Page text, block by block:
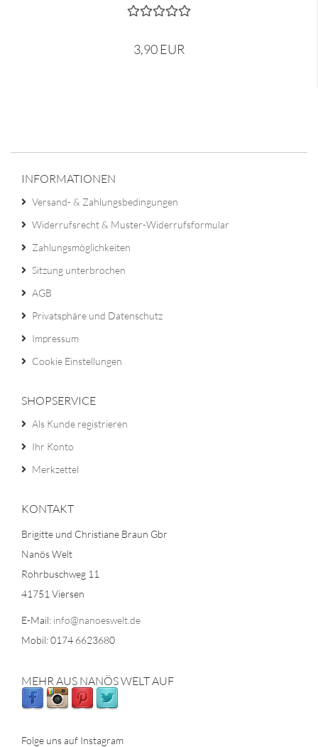
3,90 EUR
INFORMATIONEN
Versand- & Zahlungsbedingungen
Widerrufsrecht & Muster-Widerrufsformular
Zahlungsmöglichkeiten
Sitzung unterbrochen
AGB
Privatsphäre und Datenschutz
Impressum
Cookie Einstellungen
SHOPSERVICE
Als Kunde registrieren
Ihr Konto
Merkzettel
KONTAKT
Brigitte und Christiane Braun Gbr
Nanös Welt
Rohrbuschweg 11
41751 Viersen
E-Mail: info@nanoeswelt.de
Mobil: 0174 6623680
MEHR AUS NANÖS WELT AUF
Folge uns auf Instagram